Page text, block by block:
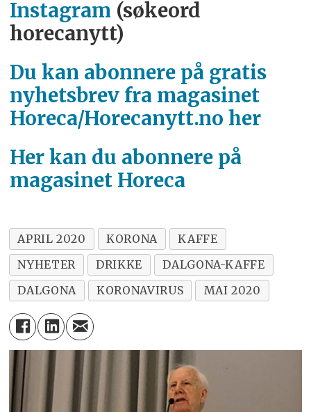
Instagram (søkeord
horecanytt)
Du kan abonnere på gratis
nyhetsbrev fra magasinet
Horeca/Horecanytt.no her
Her kan du abonnere på
magasinet Horeca
APRIL 2020 KORONA
KAFFE
NYHETER
DRIKKE
DALGONA-KAFFE
DALGONA
KORONAVIRUS MAI 2020